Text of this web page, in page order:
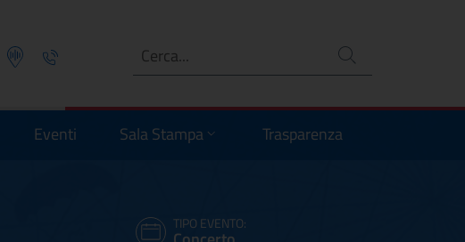
Podcast Telefono Ricerca
Eventi Sala Stampa Trasparenza
TIPO EVENTO: